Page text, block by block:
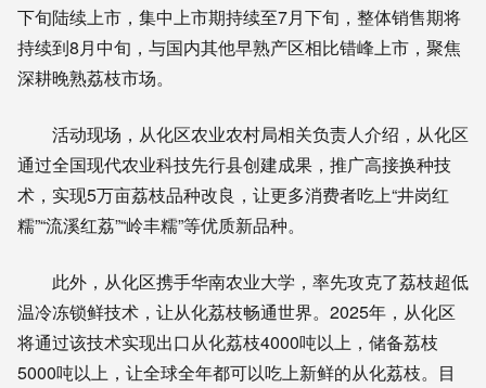
下旬陆续上市，集中上市期持续至7月下旬，整体销售期将
持续到8月中旬，与国内其他早熟产区相比错峰上市，聚焦
深耕晚熟荔枝市场。
活动现场，从化区农业农村局相关负责人介绍，从化区
通过全国现代农业科技先行县创建成果，推广高接换种技
术，实现5万亩荔枝品种改良，让更多消费者吃上“井岗红
糯”“流溪红荔”“岭丰糯”等优质新品种。
此外，从化区携手华南农业大学，率先攻克了荔枝超低
温冷冻锁鲜技术，让从化荔枝畅通世界。2025年，从化区
将通过该技术实现出口从化荔枝4000吨以上，储备荔枝
5000吨以上，让全球全年都可以吃上新鲜的从化荔枝。目